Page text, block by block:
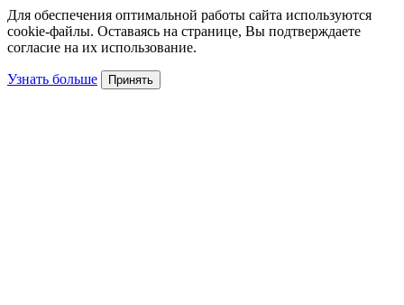
Для обеспечения оптимальной работы сайта используются
cookie-файлы. Оставаясь на странице, Вы подтверждаете
согласие на их использование.
Узнать больше Принять